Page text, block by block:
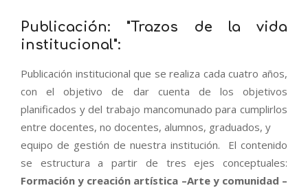
Publicación: "Trazos de la vida
institucional":
Publicación institucional que se realiza cada cuatro años,
con el objetivo de dar cuenta de los objetivos
planificados y del trabajo mancomunado para cumplirlos
entre docentes, no docentes, alumnos, graduados, y
equipo de gestión de nuestra institución. El contenido
se estructura a partir de tres ejes conceptuales:
Formación y creación artística –Arte y comunidad –